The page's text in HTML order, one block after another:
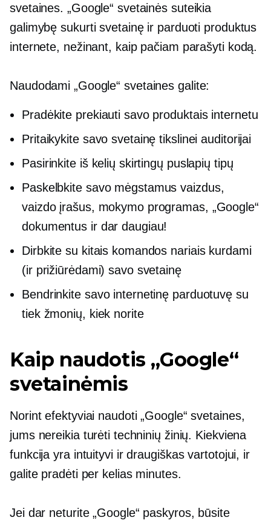
svetaines. „Google“ svetainės suteikia
galimybę sukurti svetainę ir parduoti produktus
internete, nežinant, kaip pačiam parašyti kodą.
Naudodami „Google“ svetaines galite:
Pradėkite prekiauti savo produktais internetu
Pritaikykite savo svetainę tikslinei auditorijai
Pasirinkite iš kelių skirtingų puslapių tipų
Paskelbkite savo mėgstamus vaizdus, ​​
vaizdo įrašus, mokymo programas, „Google“
dokumentus ir dar daugiau!
Dirbkite su kitais komandos nariais kurdami
(ir prižiūrėdami) savo svetainę
Bendrinkite savo internetinę parduotuvę su
tiek žmonių, kiek norite
Kaip naudotis „Google“
svetainėmis
Norint efektyviai naudoti „Google“ svetaines,
jums nereikia turėti techninių žinių. Kiekviena
funkcija yra intuityvi irdraugiškas vartotojui, ir
galite pradėti per kelias minutes.
Jei dar neturite „Google“ paskyros, būsite